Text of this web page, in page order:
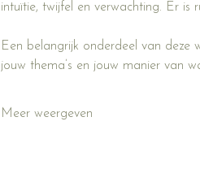
intuïtie, twijfel en verwachting. Er is
Een belangrijk onderdeel van deze
jouw thema’s en jouw manier van
Meer weergeven